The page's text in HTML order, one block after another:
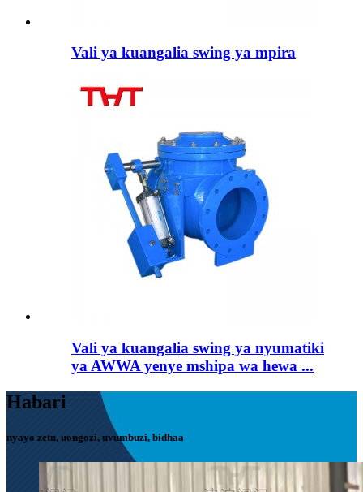
Vali ya kuangalia swing ya mpira
Vali ya kuangalia swing ya nyumatiki
ya AWWA yenye mshipa wa hewa ...
Habari
nyayo zetu, uongozi, uvumbuzi, bidhaa